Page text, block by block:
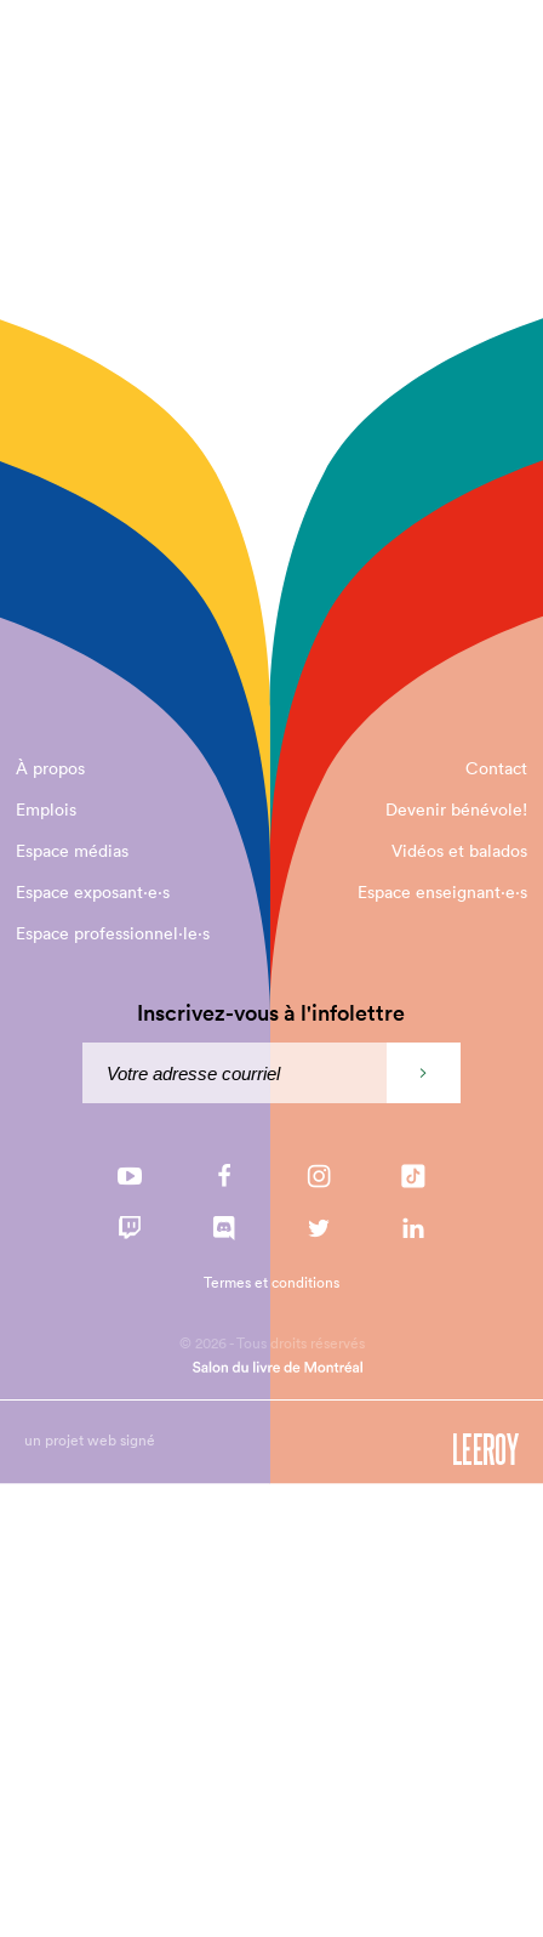
À propos
Contact
Emplois
Devenir bénévole!
Espace médias
Vidéos et balados
Espace exposant·e⋅s
Espace enseignant·e⋅s
Espace professionnel·le⋅s
Inscrivez-vous à l'infolettre
© 2026 - Tous droits réservés
Termes et conditions
un projet web signé